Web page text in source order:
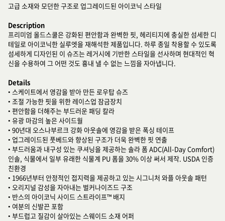
고급 소재와 모던한 구조로 업그레이드된 아이코닉 스타일
Description
프리미엄 올드스쿨은 강화된 편안함과 완벽한 핏, 헤리티지에 충실한 섬세한 디
테일로 아이코닉한 실루엣을 재해석한 제품입니다. 하루 종일 착용할 수 있도록
섬세하게 디자인된 이 슈즈는 레거시에 기반한 스타일을 선사하며 현대적인 혁
신을 수용하여 그 어떤 것도 흉내 낼 수 없는 느낌을 자아냅니다.
Details
• 스케이트에서 영감을 받아 만든 로우탑 슈즈
• 조절 가능한 핏을 위한 레이스업 잠금장치
• 편안함을 더해주는 부드러운 패딩 칼라
• 유광 마감의 높은 사이드월
• 90년대 오스나부르크 강화 아웃솔에 영감을 받은 폭싱 테이프
• 업그레이드된 풋베드와 향상된 구조가 더욱 완벽한 핏 연출
• 부드러움과 내구성 있는 쿠셔닝을 제공하는 솔라 폼 ADC(All-Day Comfort)
인솔, 식물에서 일부 유래한 식물계 PU 폼을 30% 이상 써서 제작. USDA 인증
친환경
• 1966년부터 안정적인 접지력을 제공하고 있는 시그니처 와플 아웃솔 패턴
• 오리지널 감성을 자아내는 벌커나이즈드 구조
• 반스의 아이코닉 사이드 스트라이프™ 배지
• 여분의 신발끈 포함
• 부드럽고 질감이 살아있는 스웨이드 소재 어퍼